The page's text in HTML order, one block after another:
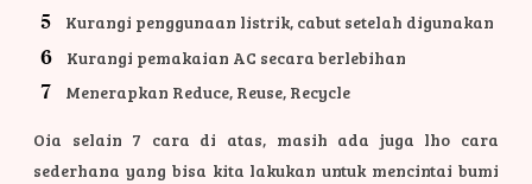
Kurangi penggunaan listrik, cabut setelah digunakan
Kurangi pemakaian AC secara berlebihan
Menerapkan Reduce, Reuse, Recycle
Oia selain 7 cara di atas, masih ada juga lho cara
sederhana yang bisa kita lakukan untuk mencintai bumi